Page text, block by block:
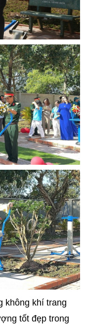
không khí trang
tốt đẹp trong